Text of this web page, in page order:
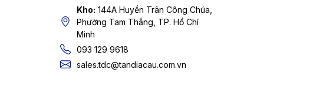
Kho: 144A Huyền Trân Công Chúa,
Phường Tam Thắng, TP. Hồ Chí
Minh
093 129 9618
sales.tdc@tandiacau.com.vn